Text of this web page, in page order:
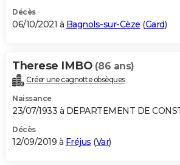
Décès
06/10/2021 à Bagnols-sur-Cèze (Gard)
Therese IMBO (86 ans)
Créer une cagnotte obsèques
Naissance
23/07/1933 à DEPARTEMENT DE
Décès
12/09/2019 à Fréjus (Var)